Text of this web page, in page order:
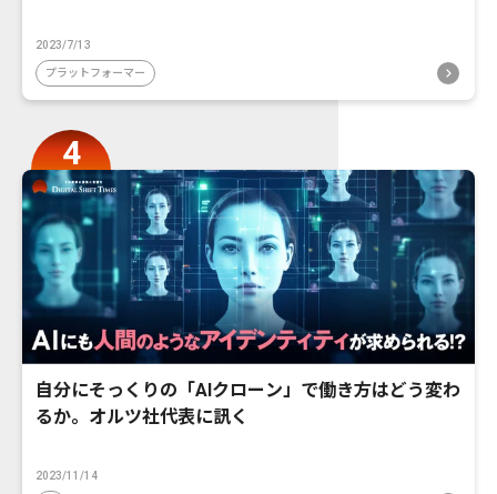
2023/7/13
プラットフォーマー
自分にそっくりの「AIクローン」で働き方はどう変わ
るか。オルツ社代表に訊く
2023/11/14